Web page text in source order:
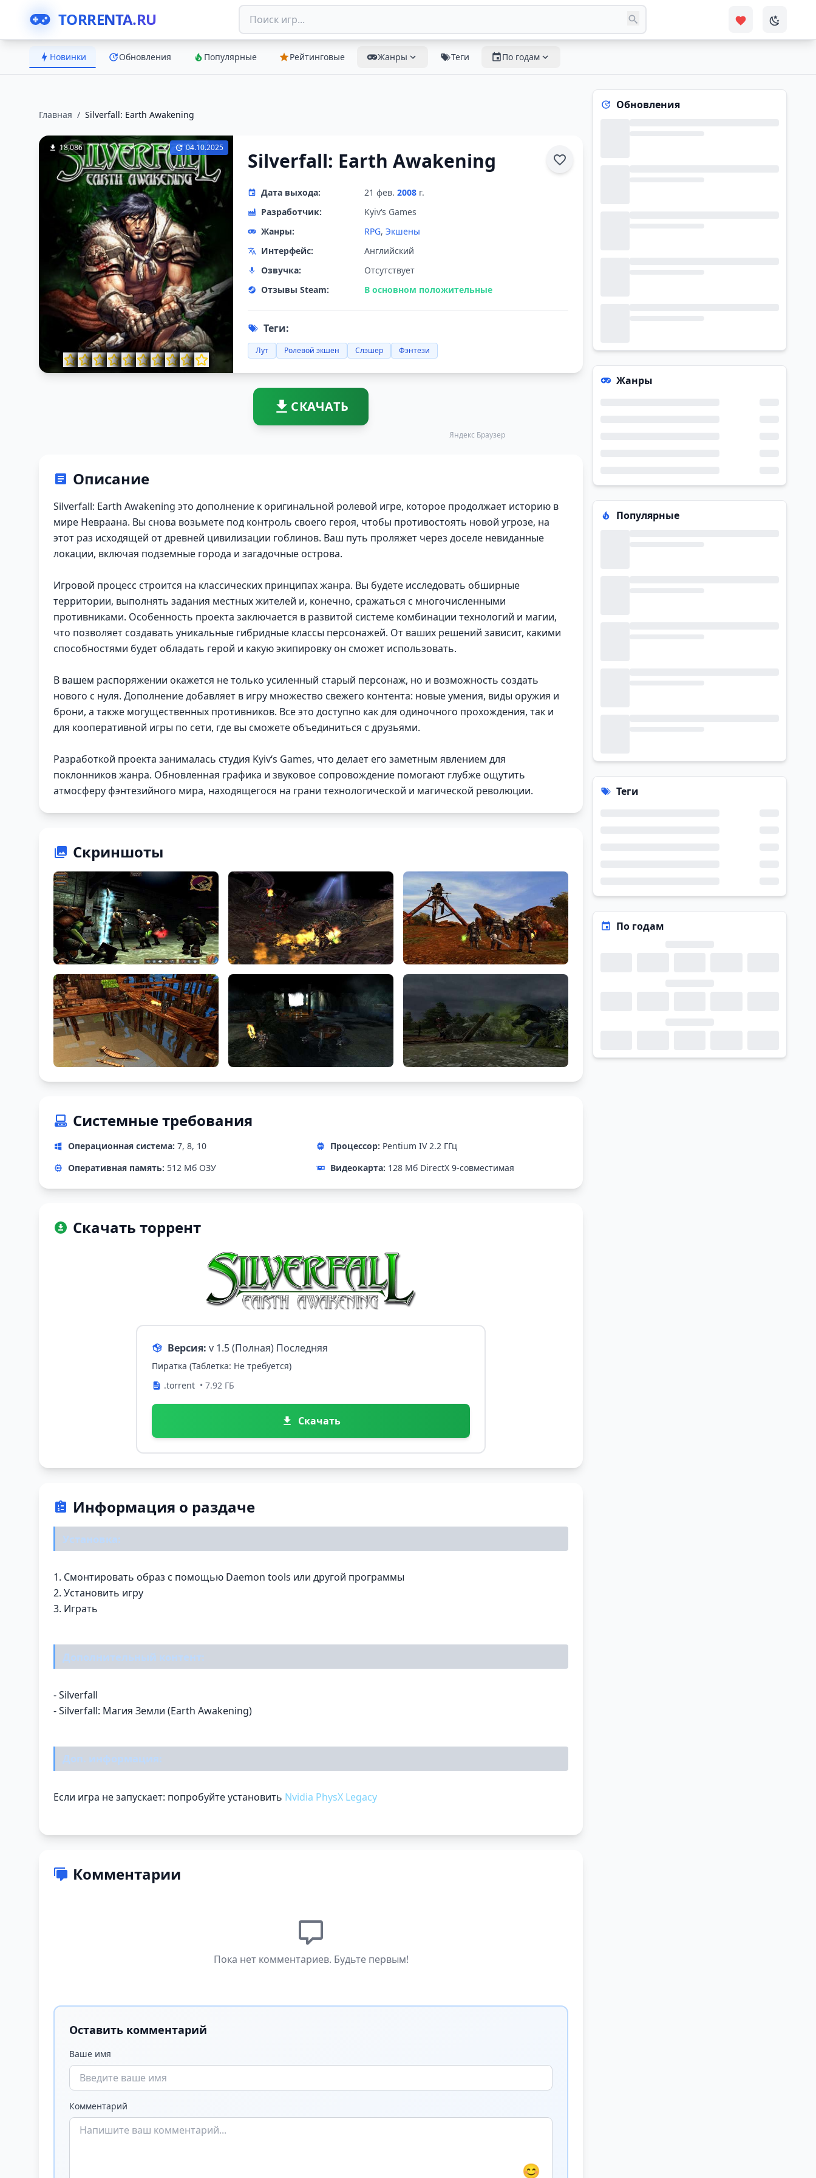
TORRENTA.RU
Новинки Обновления Популярные Рейтинговые Жанры Теги По годам
Главная / Silverfall: Earth Awakening
18,086 04.10.2025
Silverfall: Earth Awakening
Дата выхода: 21 фев. 2008 г.
Разработчик:
Kyiv‘s Games
Жанры:
RPG, Экшены
Интерфейс:
Английский
Озвучка:
Отсутствует
Отзывы Steam:
В основном положительные
Теги:
Лут Ролевой экшен Слэшер Фэнтези
СКАЧАТЬ
Яндекс Браузер
Описание
Silverfall: Earth Awakening это дополнение к оригинальной ролевой игре, которое продолжает историю в
мире Невраана. Вы снова возьмете под контроль своего героя, чтобы противостоять новой угрозе, на
этот раз исходящей от древней цивилизации гоблинов. Ваш путь проляжет через доселе невиданные
локации, включая подземные города и загадочные острова.
Игровой процесс строится на классических принципах жанра. Вы будете исследовать обширные
территории, выполнять задания местных жителей и, конечно, сражаться с многочисленными
противниками. Особенность проекта заключается в развитой системе комбинации технологий и магии,
что позволяет создавать уникальные гибридные классы персонажей. От ваших решений зависит, какими
способностями будет обладать герой и какую экипировку он сможет использовать.
В вашем распоряжении окажется не только усиленный старый персонаж, но и возможность создать
нового с нуля. Дополнение добавляет в игру множество свежего контента: новые умения, виды оружия и
брони, а также могущественных противников. Все это доступно как для одиночного прохождения, так и
для кооперативной игры по сети, где вы сможете объединиться с друзьями.
Разработкой проекта занималась студия Kyiv‘s Games, что делает его заметным явлением для
поклонников жанра. Обновленная графика и звуковое сопровождение помогают глубже ощутить
атмосферу фэнтезийного мира, находящегося на грани технологической и магической революции.
Скриншоты
Системные требования
Операционная система: 7, 8, 10 Процессор: Pentium IV 2.2 ГГц
Оперативная память: 512 Мб ОЗУ Видеокарта: 128 Мб DirectX 9-совместимая
Скачать торрент
Версия: v 1.5 (Полная) Последняя
Пиратка (Таблетка: Не требуется)
.torrent • 7.92 ГБ
Скачать
Информация о раздаче
Установка:
1. Смонтировать образ с помощью Daemon tools или другой программы
2. Установить игру
3. Играть
Дополнительный контент:
- Silverfall
- Silverfall: Магия Земли (Earth Awakening)
Доп. информация:
Если игра не запускает: попробуйте установить Nvidia PhysX Legacy
Комментарии
Пока нет комментариев. Будьте первым!
Оставить комментарий
Ваше имя
Комментарий
😊
Обновления
Жанры
Популярные
Теги
По годам